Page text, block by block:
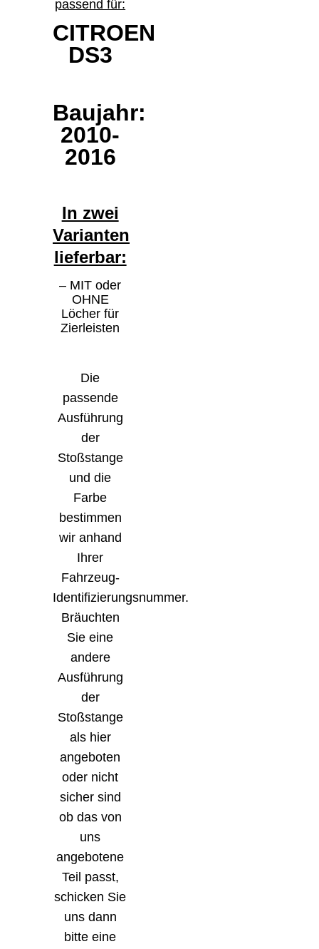
passend für:
CITROEN
DS3
Baujahr:
2010-
2016
In zwei
Varianten
lieferbar:
– MIT oder
OHNE
Löcher für
Zierleisten
Die
passende
Ausführung
der
Stoßstange
und die
Farbe
bestimmen
wir anhand
Ihrer
Fahrzeug-
Identifizierungsnummer.
Bräuchten
Sie eine
andere
Ausführung
der
Stoßstange
als hier
angeboten
oder nicht
sicher sind
ob das von
uns
angebotene
Teil passt,
schicken Sie
uns dann
bitte eine